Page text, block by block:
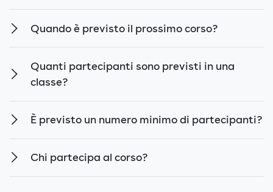
Quando è previsto il prossimo corso?
Quanti partecipanti sono previsti in una
classe?
È previsto un numero minimo di partecipanti?
Chi partecipa al corso?